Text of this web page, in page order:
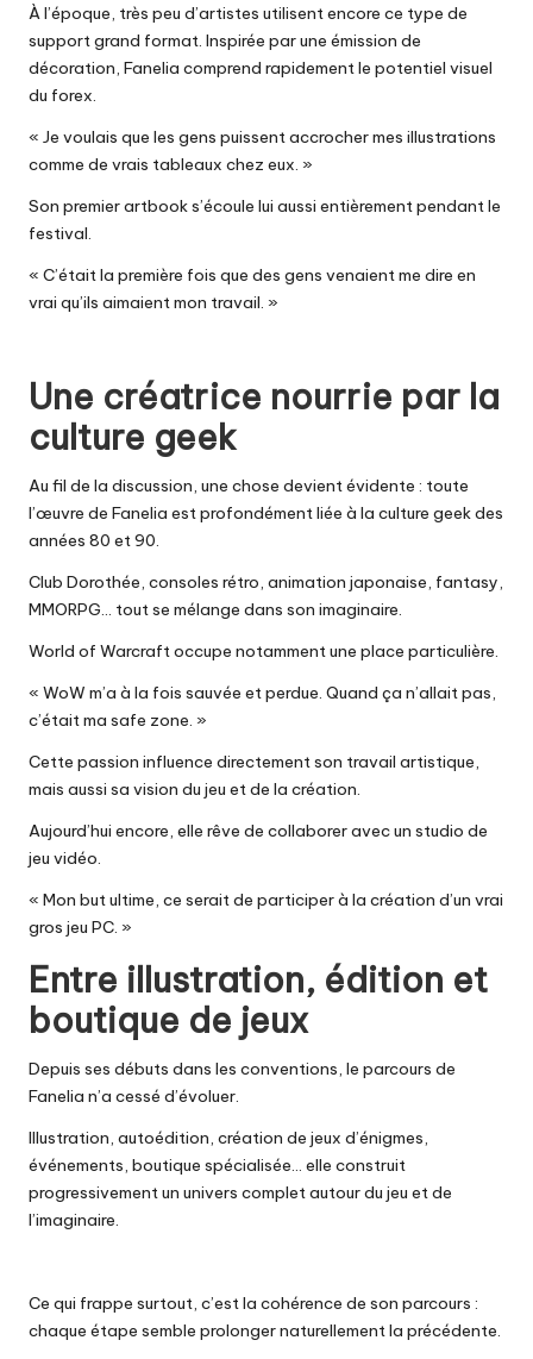
À l’époque, très peu d’artistes utilisent encore ce type de
support grand format. Inspirée par une émission de
décoration, Fanelia comprend rapidement le potentiel visuel
du forex.
« Je voulais que les gens puissent accrocher mes illustrations
comme de vrais tableaux chez eux. »
Son premier artbook s’écoule lui aussi entièrement pendant le
festival.
« C’était la première fois que des gens venaient me dire en
vrai qu’ils aimaient mon travail. »
Une créatrice nourrie par la
culture geek
Au fil de la discussion, une chose devient évidente : toute
l’œuvre de Fanelia est profondément liée à la culture geek des
années 80 et 90.
Club Dorothée, consoles rétro, animation japonaise, fantasy,
MMORPG… tout se mélange dans son imaginaire.
World of Warcraft occupe notamment une place particulière.
« WoW m’a à la fois sauvée et perdue. Quand ça n’allait pas,
c’était ma safe zone. »
Cette passion influence directement son travail artistique,
mais aussi sa vision du jeu et de la création.
Aujourd’hui encore, elle rêve de collaborer avec un studio de
jeu vidéo.
« Mon but ultime, ce serait de participer à la création d’un vrai
gros jeu PC. »
Entre illustration, édition et
boutique de jeux
Depuis ses débuts dans les conventions, le parcours de
Fanelia n’a cessé d’évoluer.
Illustration, autoédition, création de jeux d’énigmes,
événements, boutique spécialisée… elle construit
progressivement un univers complet autour du jeu et de
l’imaginaire.
Ce qui frappe surtout, c’est la cohérence de son parcours :
chaque étape semble prolonger naturellement la précédente.